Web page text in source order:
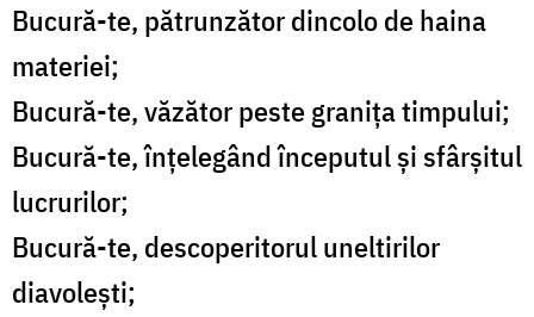
Bucură-te, pătrunzător dincolo de haina
materiei;
Bucură-te, văzător peste granița timpului;
Bucură-te, înțelegând începutul și sfârșitul
lucrurilor;
Bucură-te, descoperitorul uneltirilor
diavolești;